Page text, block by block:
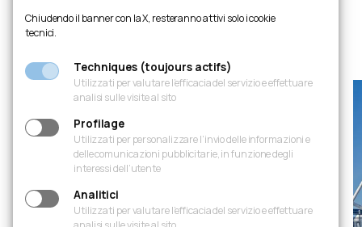
Chiudendo il banner con la X, resteranno attivi solo i cookie
tecnici.
Techniques (toujours actifs)
Utilizzati per valutare l’efficacia del servizio e effettuare
analisi sulle visite al sito
Profilage
Utilizzati per personalizzare l’invio delle informazioni e
delle comunicazioni pubblicitarie, in funzione degli
interessi dell’utente
Analitici
Utilizzati per valutare l’efficacia del servizio e effettuare